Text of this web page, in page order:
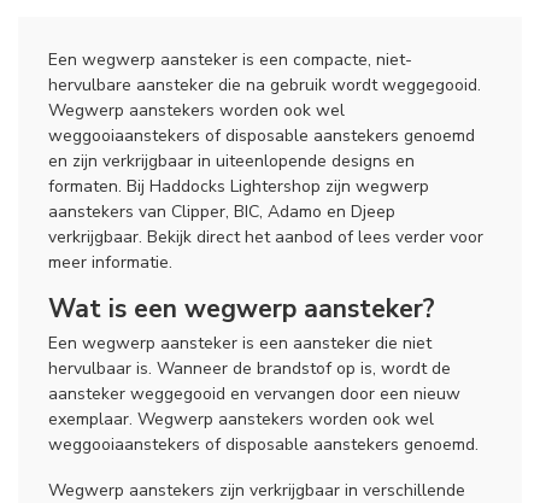
Een wegwerp aansteker is een compacte, niet-
hervulbare aansteker die na gebruik wordt weggegooid.
Wegwerp aanstekers worden ook wel
weggooiaanstekers of disposable aanstekers genoemd
en zijn verkrijgbaar in uiteenlopende designs en
formaten. Bij Haddocks Lightershop zijn wegwerp
aanstekers van Clipper, BIC, Adamo en Djeep
verkrijgbaar. Bekijk direct het aanbod of lees verder voor
meer informatie.
Wat is een wegwerp aansteker?
Een wegwerp aansteker is een aansteker die niet
hervulbaar is. Wanneer de brandstof op is, wordt de
aansteker weggegooid en vervangen door een nieuw
exemplaar. Wegwerp aanstekers worden ook wel
weggooiaanstekers of disposable aanstekers genoemd.
Wegwerp aanstekers zijn verkrijgbaar in verschillende